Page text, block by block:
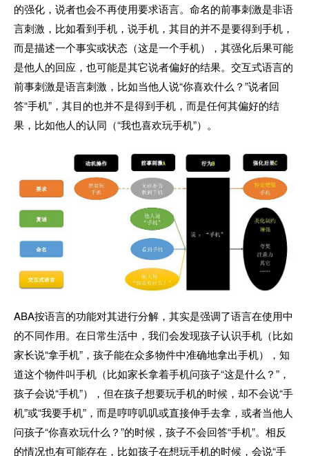
的强化，说者也会不再使用要求语言。命名的前事刺激是非语
言刺激，比如看到手机，说手机，其目的并不是要得到手机，
而是描述一个事实或状态（这是一个手机），其强化后果可能
是他人的回应，也可能是其它说者偏好的结果。交互式语言的
前事刺激是语言刺激，比如当他人说“你喜欢什么？”说者回
答“手机”，其目的也并不是得到手机，而是任何其偏好的结
果，比如他人的认同（“我也喜欢玩手机”）。
ABA按语言的功能对其进行分解，其实是强调了语言在使用中
的不同作用。在日常生活中，我们会发现孩子认识手机（比如
家长说“拿手机”，孩子能在众多物件中准确地拿出手机），知
道这个物件叫手机（比如家长拿着手机问孩子“这是什么？”，
孩子会说“手机”），但在孩子想要玩手机的时候，却不会说“手
机”或“我要手机”，而是哼哼叽叽或直接伸手去拿，或者当他人
问孩子“你喜欢玩什么？”的时候，孩子不会回答“手机”。相反
的情况也有可能存在，比如孩子在想玩手机的时候，会说“手